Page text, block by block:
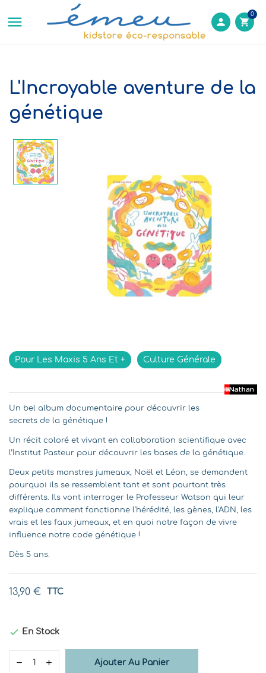
 person shopping_cart
0
L'Incroyable aventure de la
génétique
Pour Les Maxis 5 Ans Et + Culture Générale
Un bel album documentaire pour découvrir les
secrets de la génétique !
Un récit coloré et vivant en collaboration scientifique avec
l’Institut Pasteur pour découvrir les bases de la génétique.
Deux petits monstres jumeaux, Noël et Léon, se demandent
pourquoi ils se ressemblent tant et sont pourtant très
différents. Ils vont interroger le Professeur Watson qui leur
explique comment fonctionne l'hérédité, les gènes, l'ADN, les
vrais et les faux jumeaux, et en quoi notre façon de vivre
influence notre code génétique !
Dès 5 ans.
13,90 € TTC
 En Stock
Ajouter Au Panier